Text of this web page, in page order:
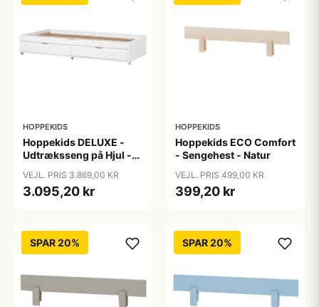
HOPPEKIDS
Hoppekids DELUXE -
Udtræksseng på Hjul -
VEJL. PRIS 3.869,00 KR
3.095,20 kr
HOPPEKIDS
Hoppekids ECO Comfort
- Sengehest - Natur
VEJL. PRIS 499,00 KR
399,20 kr
SPAR 20% SPAR 20%